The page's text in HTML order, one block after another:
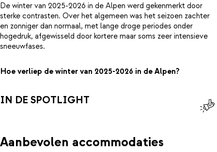
De winter van 2025-2026 in de Alpen werd gekenmerkt door
sterke contrasten. Over het algemeen was het seizoen zachter
en zonniger dan normaal, met lange droge periodes onder
hogedruk, afgewisseld door kortere maar soms zeer intensieve
sneeuwfases.
Hoe verliep de winter van 2025-2026 in de Alpen?
IN DE SPOTLIGHT
Aanbevolen accommodaties